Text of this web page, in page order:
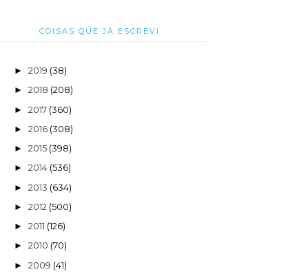
COISAS QUE JÁ ESCREVI
► 2019 (38)
► 2018 (208)
► 2017 (360)
► 2016 (308)
► 2015 (398)
► 2014 (536)
► 2013 (634)
► 2012 (500)
► 2011 (126)
► 2010 (70)
► 2009 (41)